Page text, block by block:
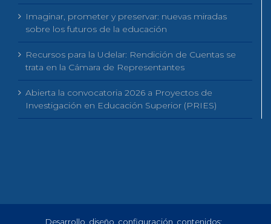
Imaginar, prometer y preservar: nuevas miradas
sobre los futuros de la educación
Recursos para la Udelar: Rendición de Cuentas se
trata en la Cámara de Representantes
Abierta la convocatoria 2026 a Proyectos de
Investigación en Educación Superior (PRIES)
Desarrollo, diseño, configuración, contenidos: